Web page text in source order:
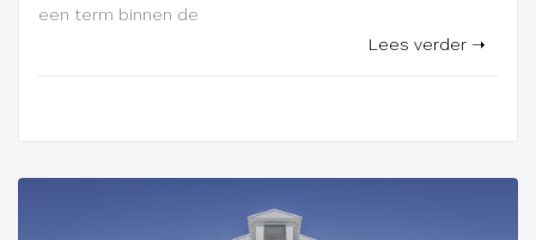
een term binnen de
Lees verder ➝